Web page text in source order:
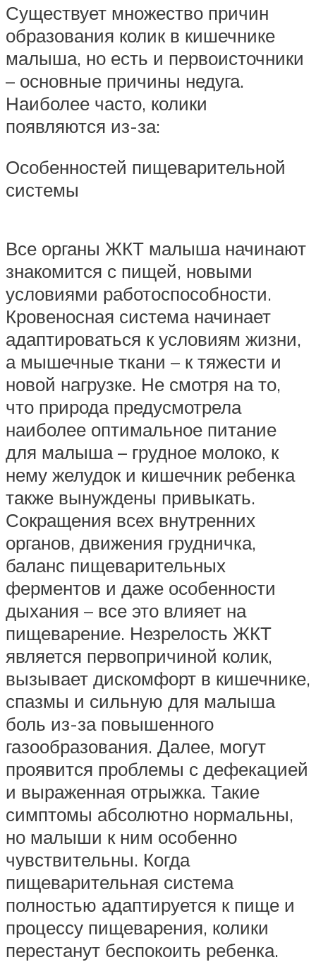
Существует множество причин
образования колик в кишечнике
малыша, но есть и первоисточники
– основные причины недуга.
Наиболее часто, колики
появляются из-за:
Особенностей пищеварительной
системы
Все органы ЖКТ малыша начинают
знакомится с пищей, новыми
условиями работоспособности.
Кровеносная система начинает
адаптироваться к условиям жизни,
а мышечные ткани – к тяжести и
новой нагрузке. Не смотря на то,
что природа предусмотрела
наиболее оптимальное питание
для малыша – грудное молоко, к
нему желудок и кишечник ребенка
также вынуждены привыкать.
Сокращения всех внутренних
органов, движения грудничка,
баланс пищеварительных
ферментов и даже особенности
дыхания – все это влияет на
пищеварение. Незрелость ЖКТ
является первопричиной колик,
вызывает дискомфорт в кишечнике,
спазмы и сильную для малыша
боль из-за повышенного
газообразования. Далее, могут
проявится проблемы с дефекацией
и выраженная отрыжка. Такие
симптомы абсолютно нормальны,
но малыши к ним особенно
чувствительны. Когда
пищеварительная система
полностью адаптируется к пище и
процессу пищеварения, колики
перестанут беспокоить ребенка.